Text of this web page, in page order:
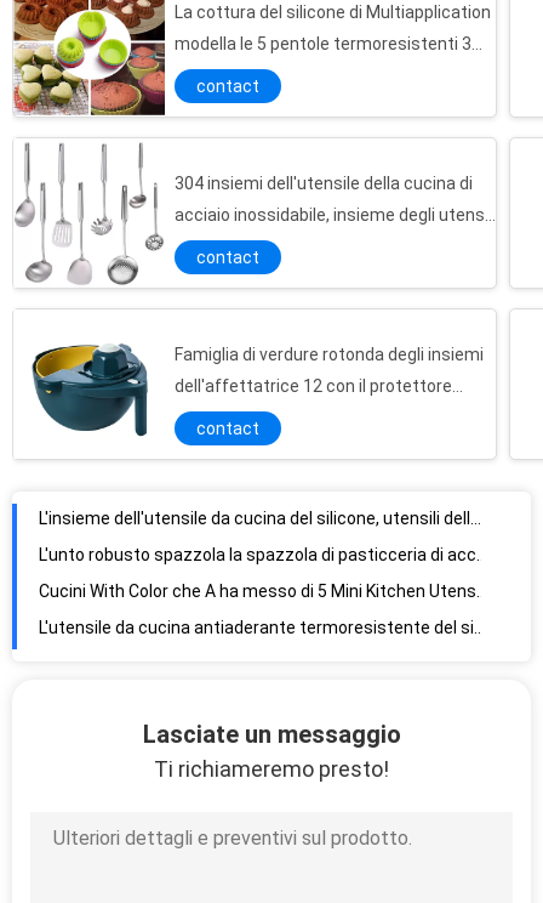
La cottura del silicone di Multiapplication
modella le 5 pentole termoresistenti 3
tazze
contact
304 insiemi dell'utensile della cucina di
acciaio inossidabile, insieme degli utensili
da cucina del metallo 8pcs
contact
Famiglia di verdure rotonda degli insiemi
dell'affettatrice 12 con il protettore
Planer della mano
contact
Lasciate un messaggio
Ti richiameremo presto!